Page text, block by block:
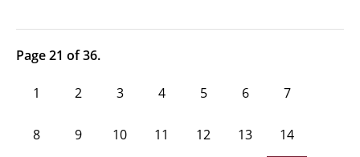
Page 21 of 36.
1 2 3 4 5 6 7
8 9 10 11 12 13 14